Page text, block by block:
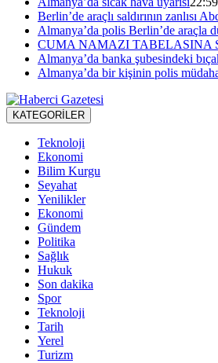
Berlin’de araçlı saldırının
Almanya’da polis Berlin’de araçla
CUMA NAMAZI TABELASINA
Almanya’da banka şubesindeki
Almanya’da bir kişinin polis
KATEGORİLER
Teknoloji
Ekonomi
Bilim Kurgu
Seyahat
Yenilikler
Ekonomi
Gündem
Politika
Sağlık
Hukuk
Son dakika
Spor
Teknoloji
Tarih
Yerel
Turizm